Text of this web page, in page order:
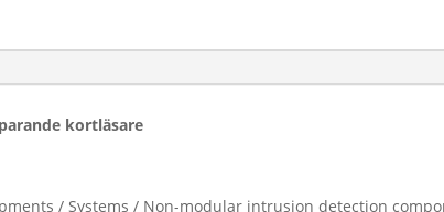
kortläsare
/ Systems / Non-modular intrusion detection